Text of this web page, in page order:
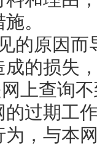
。
的原因
的损失
上查询
过期工
，与本